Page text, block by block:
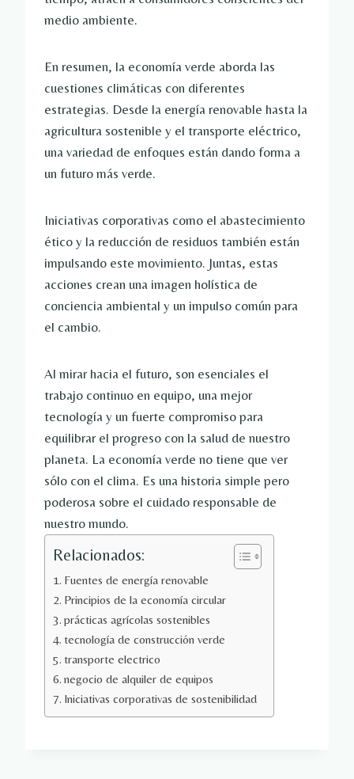
medio ambiente.
En resumen, la economía verde aborda las
cuestiones climáticas con diferentes
estrategias. Desde la energía renovable hasta la
agricultura sostenible y el transporte eléctrico,
una variedad de enfoques están dando forma a
un futuro más verde.
Iniciativas corporativas como el abastecimiento
ético y la reducción de residuos también están
impulsando este movimiento. Juntas, estas
acciones crean una imagen holística de
conciencia ambiental y un impulso común para
el cambio.
Al mirar hacia el futuro, son esenciales el
trabajo continuo en equipo, una mejor
tecnología y un fuerte compromiso para
equilibrar el progreso con la salud de nuestro
planeta. La economía verde no tiene que ver
sólo con el clima. Es una historia simple pero
poderosa sobre el cuidado responsable de
nuestro mundo.
Relacionados:
Fuentes de energía renovable
Principios de la economía circular
prácticas agrícolas sostenibles
tecnología de construcción verde
transporte electrico
negocio de alquiler de equipos
Iniciativas corporativas de sostenibilidad